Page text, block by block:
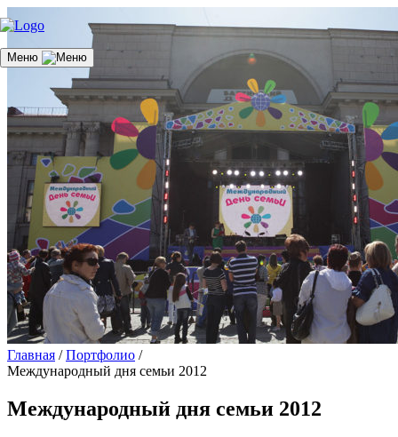
Меню
Главная / Портфолио /
Международный дня семьи 2012
Международный дня семьи 2012